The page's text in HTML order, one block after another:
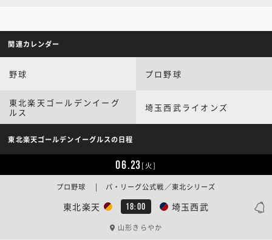
関連カレンダー
野球 プロ野球
東北楽天ゴールデンイーグ
ルス
埼玉西武ライオンズ
東北楽天ゴールデンイーグルスの日程
06.23[火]
東北楽天 18:00 埼玉西武
プロ野球 | パ・リーグ公式戦／東北シリーズ
山形きらやか